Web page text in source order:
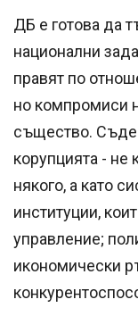
ДБ е готова да
национални
правят по
но компромиси
същество.
корупцията - не
някого, а като
институции,
управление;
икономически